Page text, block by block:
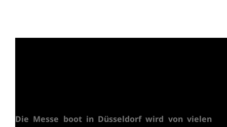
Die Messe boot in Düsseldorf wird von vielen